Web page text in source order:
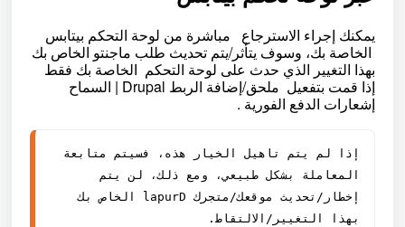
يمكنك إجراء الاسترجاع
مباشرة من لوحة التحكم بيتابس
الخاصة بك، وسوف يتأثر/يتم تحديث طلب ماجنتو الخاص بك
بهذا التغيير الذي حدث على لوحة التحكم الخاصة بك فقط
إذا قمت بتفعيل ملحق/إضافة الربط Drupal | السماح
إشعارات الدفع الفورية .
إذا لم يتم تاهيل الخيار هذه، فسيتم متابعة
المعاملة بشكل طبيعي، ومع ذلك، لن يتم
إخطار/تحديث موقعك/متجرك Drupal الخاص بك
بهذا التغيير/الالتقاط.